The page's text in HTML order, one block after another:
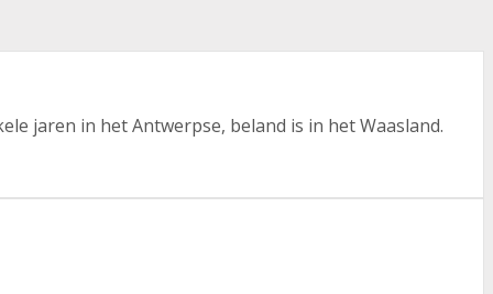
jaren in het Antwerpse, beland is in het Waasland.